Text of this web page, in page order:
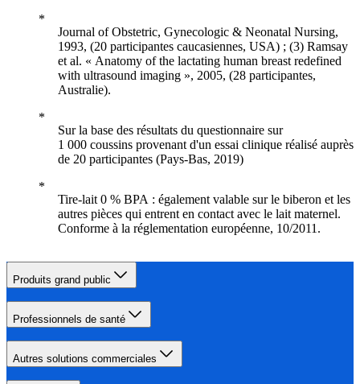
Journal of Obstetric, Gynecologic & Neonatal Nursing,
1993, (20 participantes caucasiennes, USA) ; (3) Ramsay
et al. « Anatomy of the lactating human breast redefined
with ultrasound imaging », 2005, (28 participantes,
Australie).
Sur la base des résultats du questionnaire sur
1 000 coussins provenant d'un essai clinique réalisé auprès
de 20 participantes (Pays-Bas, 2019)
Tire-lait 0 % BPA : également valable sur le biberon et les
autres pièces qui entrent en contact avec le lait maternel.
Conforme à la réglementation européenne, 10/2011.
Produits grand public
Professionnels de santé
Autres solutions commerciales